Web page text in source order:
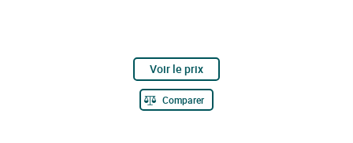
Voir le prix
Comparer